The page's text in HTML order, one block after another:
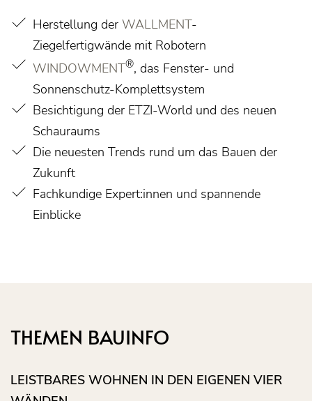
Herstellung der WALLMENT-
Ziegelfertigwände mit Robotern
WINDOWMENT®, das Fenster- und
Sonnenschutz-Komplettsystem
Besichtigung der ETZI-World und des neuen
Schauraums
Die neuesten Trends rund um das Bauen der
Zukunft
Fachkundige Expert:innen und spannende
Einblicke
THEMEN BAUINFO
LEISTBARES WOHNEN IN DEN EIGENEN VIER